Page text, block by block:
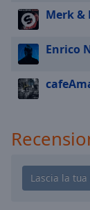
Beginning
window.
Escape
cancel
close
the
Merk &
Enrico